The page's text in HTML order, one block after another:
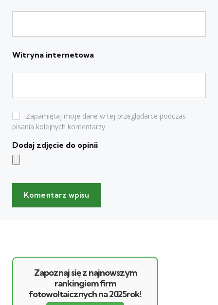
Witryna internetowa
Zapamiętaj moje dane w tej przeglądarce podczas
pisania kolejnych komentarzy.
Dodaj zdjęcie do opinii
Zapoznaj się z najnowszym
rankingiem firm
fotowoltaicznych na 2025rok!